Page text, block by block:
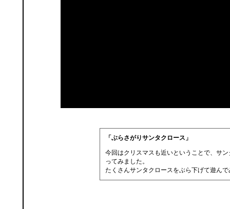
「ぶらさがりサンタクロース」
今回はクリスマスも近いということで、サ
ってみました。
たくさんサンタクロースをぶら下げて遊ん